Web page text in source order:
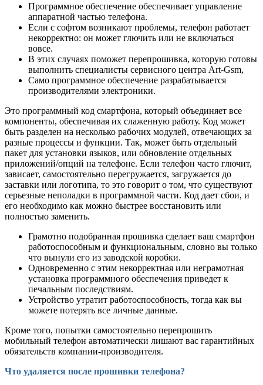
Программное обеспечение обеспечивает управление
аппаратной частью телефона.
Если с софтом возникают проблемы, телефон работает
некорректно: он может глючить или не включаться
вовсе.
В этих случаях поможет перепрошивка, которую готовы
выполнить специалисты сервисного центра Art-Gsm,
Само программное обеспечение разрабатывается
производителями электроники.
Это программный код смартфона, который объединяет все
компоненты, обеспечивая их слаженную работу. Код может
быть разделен на несколько рабочих модулей, отвечающих за
разные процессы и функции. Так, может быть отдельный
пакет для установки языков, или обновление отдельных
приложений/опций на телефоне. Если телефон часто глючит,
зависает, самостоятельно перегружается, загружается до
заставки или логотипа, то это говорит о том, что существуют
серьезные неполадки в программной части. Код дает сбои, и
его необходимо как можно быстрее восстановить или
полностью заменить.
Грамотно подобранная прошивка сделает ваш смартфон
работоспособным и функциональным, словно вы только
что вынули его из заводской коробки.
Одновременно с этим некорректная или неграмотная
установка программного обеспечения приведет к
печальным последствиям.
Устройство утратит работоспособность, тогда как вы
можете потерять все личные данные.
Кроме того, попытки самостоятельно перепрошить
мобильный телефон автоматически лишают вас гарантийных
обязательств компании-производителя.
Что удаляется после прошивки телефона?